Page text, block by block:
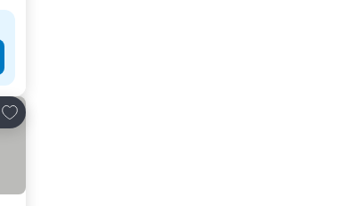
Adicionar aos favoritos